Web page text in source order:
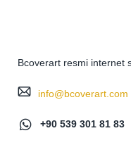
Bcoverart resmi internet
info@bcoverart.com
+90 539 301 81 83